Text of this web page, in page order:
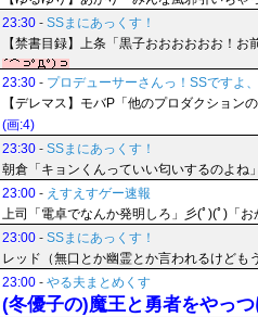
23:30 - SSまにあっくす！
【禁書目録】上条「黒子おおおおおお！お
23:30 - プロデューサーさんっ！SSですよ
【デレマス】モバP「他のプロダクション
(画:4)
23:30 - SSまにあっくす！
朝倉「キョンくんっていい匂いするのよね」
23:00 - えすえすゲー速報
上司「電卓でなんか発明しろ」彡(ﾟ)(ﾟ)「お
23:00 - SSまにあっくす！
レッド（無口とか幽霊とか言われるけども
23:00 - やる夫まとめくす
(冬優子の)魔王と勇者をやっ